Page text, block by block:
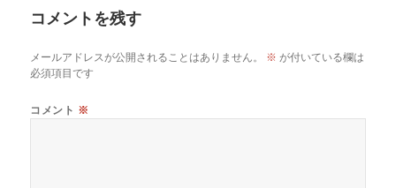
コメントを残す
メールアドレスが公開されることはありません。 ※ が付いている欄は
必須項目です
コメント ※